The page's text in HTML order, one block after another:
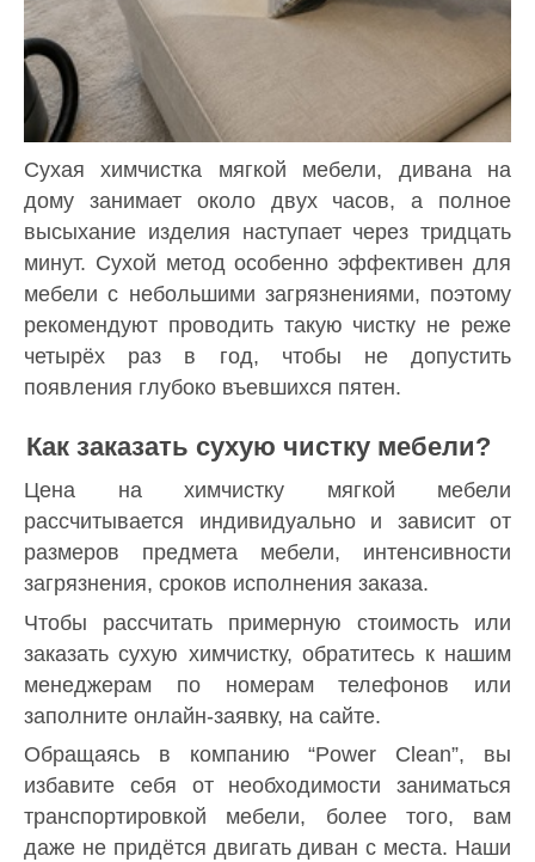
Сухая химчистка мягкой мебели, дивана на
дому занимает около двух часов, а полное
высыхание изделия наступает через тридцать
минут. Сухой метод особенно эффективен для
мебели с небольшими загрязнениями, поэтому
рекомендуют проводить такую чистку не реже
четырёх раз в год, чтобы не допустить
появления глубоко въевшихся пятен.
Как заказать сухую чистку мебели?
Цена на химчистку мягкой мебели
рассчитывается индивидуально и зависит от
размеров предмета мебели, интенсивности
загрязнения, сроков исполнения заказа.
Чтобы рассчитать примерную стоимость или
заказать сухую химчистку, обратитесь к нашим
менеджерам по номерам телефонов или
заполните онлайн-заявку, на сайте.
Обращаясь в компанию “Power Clean”, вы
избавите себя от необходимости заниматься
транспортировкой мебели, более того, вам
даже не придётся двигать диван с места. Наши